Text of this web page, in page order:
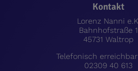
Footer - Kontaktdaten und
Kontakt
Lorenz Nanni
Bahnhofstraße 1
45731 Waltrop
Telefonisch
02309 40 613